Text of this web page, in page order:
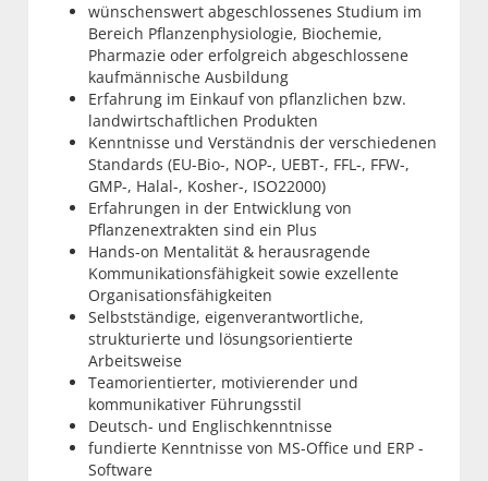
wünschenswert abgeschlossenes Studium im
Bereich Pflanzenphysiologie, Biochemie,
Pharmazie oder erfolgreich abgeschlossene
kaufmännische Ausbildung
Erfahrung im Einkauf von pflanzlichen bzw.
landwirtschaftlichen Produkten
Kenntnisse und Verständnis der verschiedenen
Standards (EU-Bio-, NOP-, UEBT-, FFL-, FFW-,
GMP-, Halal-, Kosher-, ISO22000)
Erfahrungen in der Entwicklung von
Pflanzenextrakten sind ein Plus
Hands-on Mentalität & herausragende
Kommunikationsfähigkeit sowie exzellente
Organisationsfähigkeiten
Selbstständige, eigenverantwortliche,
strukturierte und lösungsorientierte
Arbeitsweise
Teamorientierter, motivierender und
kommunikativer Führungsstil
Deutsch- und Englischkenntnisse
fundierte Kenntnisse von MS-Office und ERP -
Software